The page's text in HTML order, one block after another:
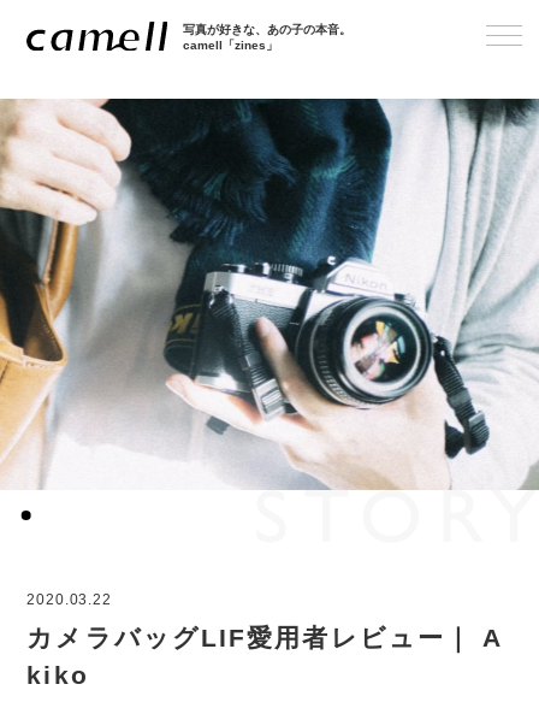
写真が好きな、あの子の本音。
camell「zines」
2020.03.22
カメラバッグLIF愛用者レビュー｜ A
kiko